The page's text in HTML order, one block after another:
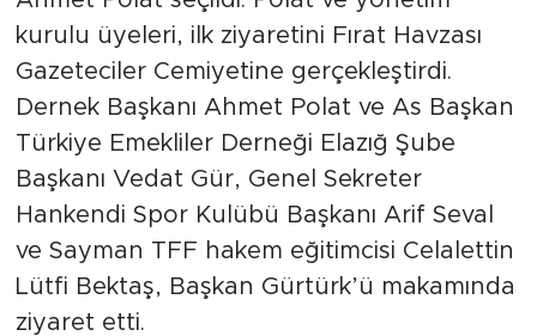
kurulu üyeleri, ilk ziyaretini Fırat Havzası
Gazeteciler Cemiyetine gerçekleştirdi.
Dernek Başkanı Ahmet Polat ve As Başkan
Türkiye Emekliler Derneği Elazığ Şube
Başkanı Vedat Gür, Genel Sekreter
Hankendi Spor Kulübü Başkanı Arif Seval
ve Sayman TFF hakem eğitimcisi Celalettin
Lütfi Bektaş, Başkan Gürtürk’ü makamında
ziyaret etti.